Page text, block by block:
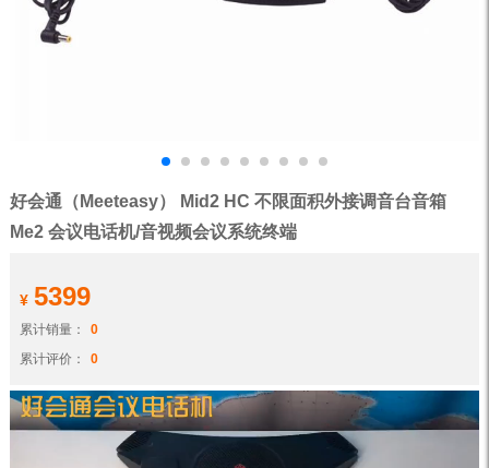
好会通（Meeteasy） Mid2 HC 不限面积外接调音台音箱
Me2 会议电话机/音视频会议系统终端
¥ 5399
累计销量：
0
累计评价：
0